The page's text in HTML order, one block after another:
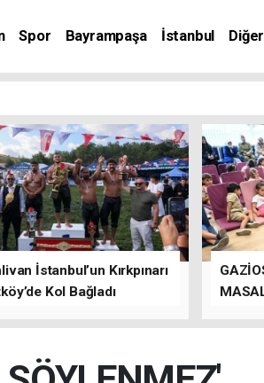
Spor Bayrampaşa İstanbul Diğer
İstanbul’un Kırkpınarı
Kol Bağladı